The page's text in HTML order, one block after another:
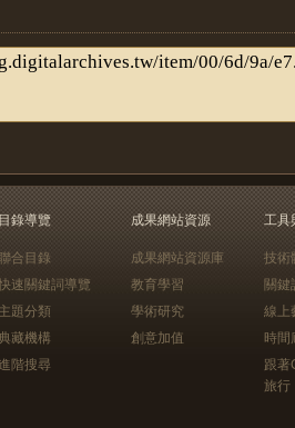
目錄導覽
合目錄
速關鍵詞導覽
主題分類
藏機構
階搜尋
成果網站資源
成果網站資源庫
教育學習
學術研究
創意加值
工具
技術
關鍵
線上
時間
跟
旅行